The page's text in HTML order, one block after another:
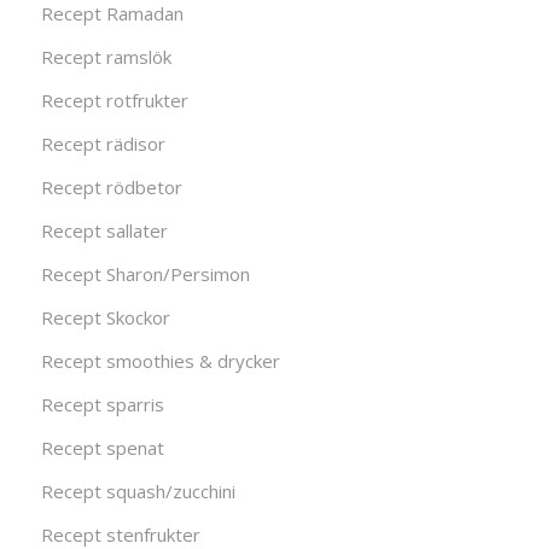
Recept Ramadan
Recept ramslök
Recept rotfrukter
Recept rädisor
Recept rödbetor
Recept sallater
Recept Sharon/Persimon
Recept Skockor
Recept smoothies & drycker
Recept sparris
Recept spenat
Recept squash/zucchini
Recept stenfrukter